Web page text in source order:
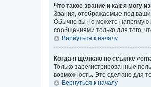
Что такое звание и как я могу
Звания, отображаемые под
Обычно вы не можете напрямую
сообщениями только для того,
Вернуться к началу
Когда я щёлкаю по ссылке
Только зарегистрированные
возможность. Это сделано для
Вернуться к началу